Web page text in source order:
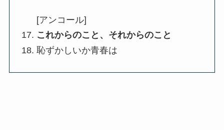
[アンコール]
これからのこと、それからのこと
恥ずかしいか青春は